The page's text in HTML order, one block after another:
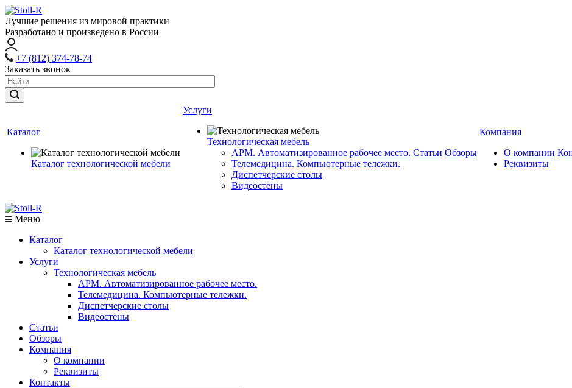
Лучшие решения из мировой практики
Разработано и произведено в России
+7 (812) 374-78-74
Заказать звонок
Каталог
Каталог технологической мебели
Услуги
Технологическая мебель
АРМ. Автоматизированное рабочее место.
Телемедицина. Компьютерные тележки.
Диспетчерские столы
Видеостены
Статьи Обзоры
Компания
О компании
Реквизиты
Меню
Каталог
Каталог технологической мебели
Услуги
Технологическая мебель
АРМ. Автоматизированное рабочее место.
Телемедицина. Компьютерные тележки.
Диспетчерские столы
Видеостены
Статьи
Обзоры
Компания
О компании
Реквизиты
Контакты